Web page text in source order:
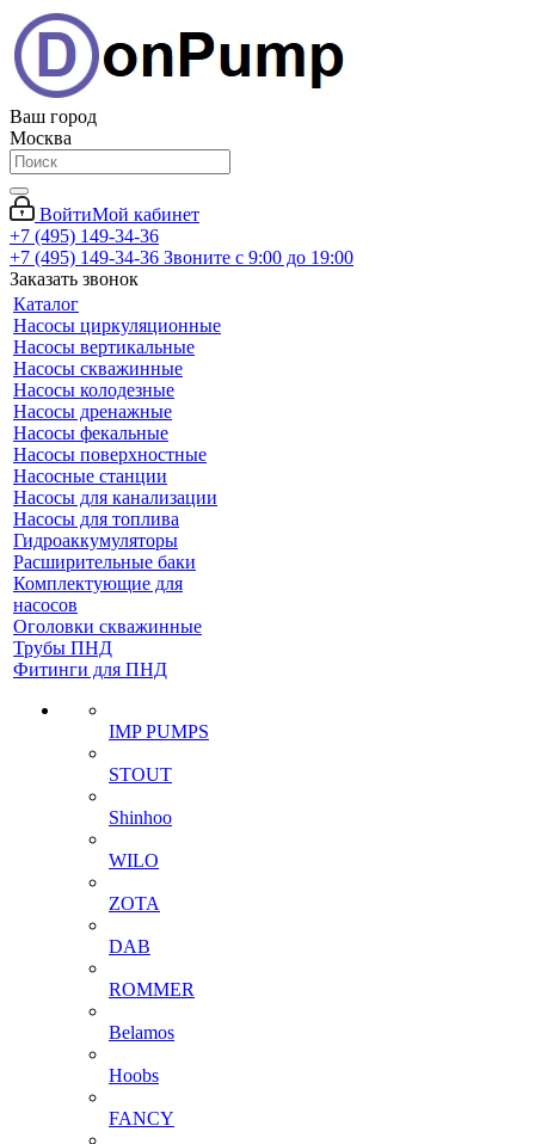
Ваш город
Москва
ВойтиМой кабинет
+7 (495) 149-34-36
+7 (495) 149-34-36 Звоните с 9:00 до 19:00
Заказать звонок
Каталог
Насосы циркуляционные
Насосы вертикальные
Насосы скважинные
Насосы колодезные
Насосы дренажные
Насосы фекальные
Насосы поверхностные
Насосные станции
Насосы для канализации
Насосы для топлива
Гидроаккумуляторы
Расширительные баки
Комплектующие для
насосов
Оголовки скважинные
Трубы ПНД
Фитинги для ПНД
IMP PUMPS
STOUT
Shinhoo
WILO
ZOTA
DAB
ROMMER
Belamos
Hoobs
FANCY